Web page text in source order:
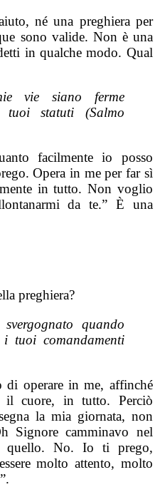
né una preghiera per
sono valide. Non è una
in qualche modo. Qual
vie siano ferme
tuoi statuti (Salmo
facilmente io posso
Opera in me per far sì
in tutto. Non voglio
da te.” È una
preghiera?
quando
tuoi comandamenti
operare in me, affinché
il cuore, in tutto. Perciò
la mia giornata, non
Signore camminavo nel
quello. No. Io ti prego,
molto attento, molto